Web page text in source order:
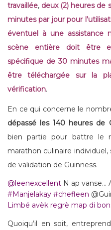
travaillée, deux (2) heures de
minutes par jour pour
éventuel à une assistance
scène entière doit être
spécifique de 30 minutes
être téléchargée sur la
vérification.
En ce qui concerne le
dépassé les 140 heures de
bien partie pour battre le
marathon culinaire
de validation de Guinness.
@leenexcellent N ap vanse…
#Manjelakay #chefleen
Limbé avèk regrè map di
Quoiqu’il en soit,